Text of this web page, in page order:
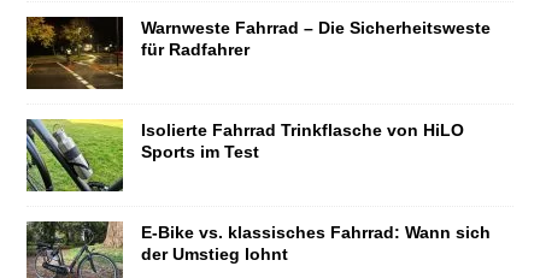
Warnweste Fahrrad – Die Sicherheitsweste
für Radfahrer
Isolierte Fahrrad Trinkflasche von HiLO
Sports im Test
E-Bike vs. klassisches Fahrrad: Wann sich
der Umstieg lohnt